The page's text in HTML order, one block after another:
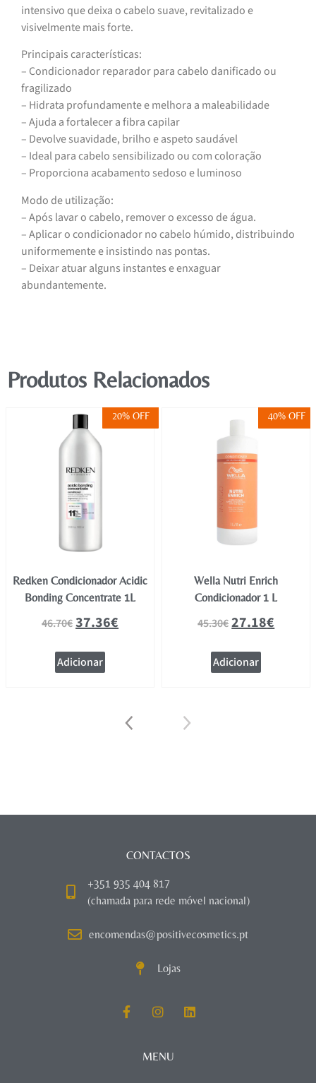
intensivo que deixa o cabelo suave, revitalizado e
visivelmente mais forte.
Principais características:
– Condicionador reparador para cabelo danificado ou
fragilizado
– Hidrata profundamente e melhora a maleabilidade
– Ajuda a fortalecer a fibra capilar
– Devolve suavidade, brilho e aspeto saudável
– Ideal para cabelo sensibilizado ou com coloração
– Proporciona acabamento sedoso e luminoso
Modo de utilização:
– Após lavar o cabelo, remover o excesso de água.
– Aplicar o condicionador no cabelo húmido, distribuindo
uniformemente e insistindo nas pontas.
– Deixar atuar alguns instantes e enxaguar
abundantemente.
Produtos Relacionados
20% OFF
Redken Condicionador Acidic
Bonding Concentrate 1L
46.70€37.36€
Adicionar
40% OFF
Wella Nutri Enrich
Condicionador 1 L
45.30€27.18€
Adicionar
CONTACTOS
+351 935 404 817
(chamada para rede móvel nacional)
encomendas@positivecosmetics.pt
Lojas
MENU